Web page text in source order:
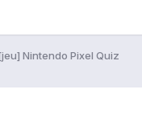
Nintendo Pixel Quiz